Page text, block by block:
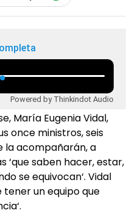
Powered by Thinkindot Audio
María Eugenia Vidal,
once ministros, seis
la acompañarán, a
‘que saben hacer, estar,
se equivocan‘. Vidal
un equipo que